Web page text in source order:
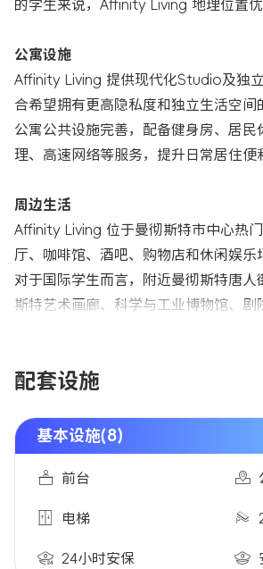
的学生来说，Affinity Living 地理位置优
公寓设施
Affinity Living 提供现代化Studio及独
合希望拥有更高隐私度和独立生活空间
公寓公共设施完善，配备健身房、居
理、高速网络等服务，提升日常居住便
周边生活
Affinity Living 位于曼彻斯特市中心热
厅、咖啡馆、酒吧、购物店和休闲娱乐
对于国际学生而言，附近曼彻斯特唐
斯特艺术画廊、科学与工业博物馆、剧
配套设施
基本设施(8)
前台
电梯
24小时安保